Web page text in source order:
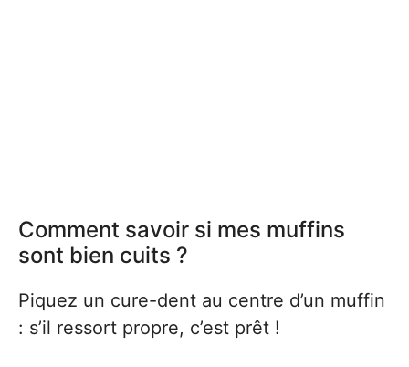
Comment savoir si mes muffins
sont bien cuits ?
Piquez un cure-dent au centre d’un muffin
: s’il ressort propre, c’est prêt !